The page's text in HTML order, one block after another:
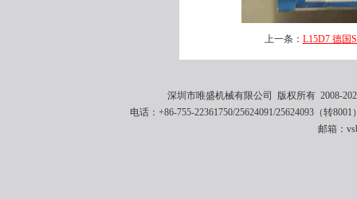
上一条： L15D7 德国
深圳市唯盛机械有限公司 版权所有 2008-
电话：+86-755-22361750/25624091/25624093（转
邮箱：